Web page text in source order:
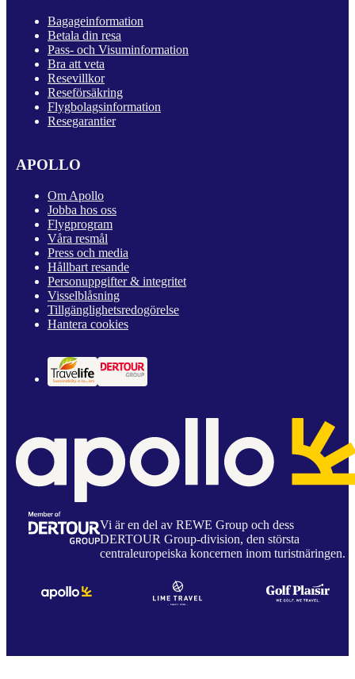
Bagageinformation
Betala din resa
Pass- och Visuminformation
Bra att veta
Resevillkor
Reseförsäkring
Flygbolagsinformation
Resegarantier
APOLLO
Om Apollo
Jobba hos oss
Flygprogram
Våra resmål
Press och media
Hållbart resande
Personuppgifter & integritet
Visselblåsning
Tillgänglighetsredogörelse
Hantera cookies
Vi är en del av REWE Group och dess
DERTOUR Group-division, den största
centraleuropeiska koncernen inom turistnäringen.